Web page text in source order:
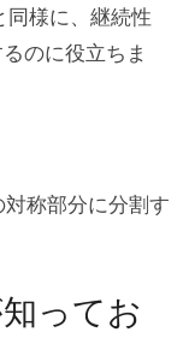
同様に、継続性
のに役立ちま
称部分に分割す
ってお